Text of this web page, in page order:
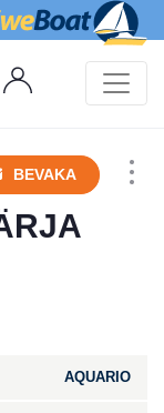
BEVAKA
AQUARIO